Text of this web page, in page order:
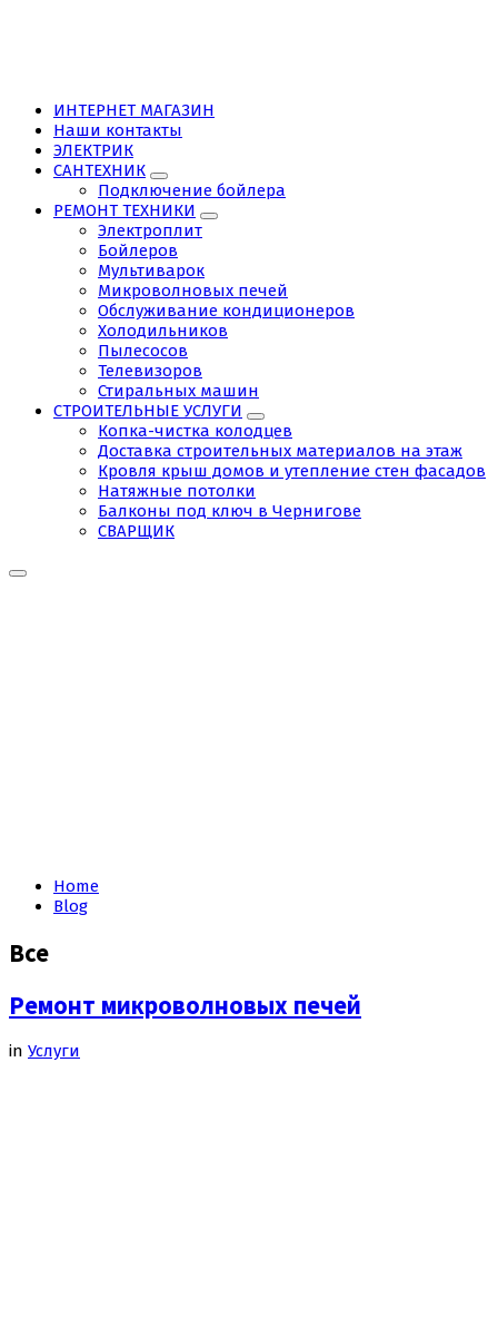
ИНТЕРНЕТ МАГАЗИН
Наши контакты
ЭЛЕКТРИК
САНТЕХНИК
Подключение бойлера
РЕМОНТ ТЕХНИКИ
Электроплит
Бойлеров
Мультиварок
Микроволновых печей
Обслуживание кондиционеров
Холодильников
Пылесосов
Телевизоров
Стиральных машин
СТРОИТЕЛЬНЫЕ УСЛУГИ
Копка-чистка колодцев
Доставка строительных материалов на этаж
Кровля крыш домов и утепление стен фасадов
Натяжные потолки
Балконы под ключ в Чернигове
СВАРЩИК
Home
Blog
Все
Ремонт микроволновых печей
in Услуги